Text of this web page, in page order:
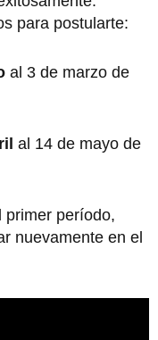
para postularte:
al 3 de marzo de
al 14 de mayo de
primer período,
nuevamente en el